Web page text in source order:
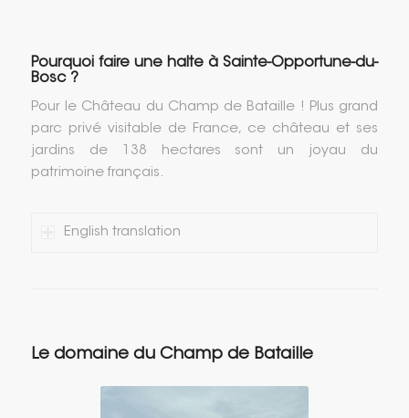
Pourquoi faire une halte à Sainte-Opportune-du-
Bosc ?
Pour le Château du Champ de Bataille ! Plus grand
parc privé visitable de France, ce château et ses
jardins de 138 hectares sont un joyau du
patrimoine français.
English translation
Le domaine du Champ de Bataille